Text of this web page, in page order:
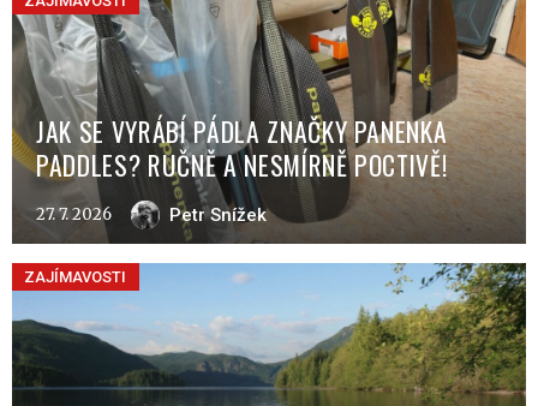
JAK SE VYRÁBÍ PÁDLA ZNAČKY PANENKA
PADDLES? RUČNĚ A NESMÍRNĚ POCTIVĚ!
27. 7. 2026 Petr Snížek
ZAJÍMAVOSTI